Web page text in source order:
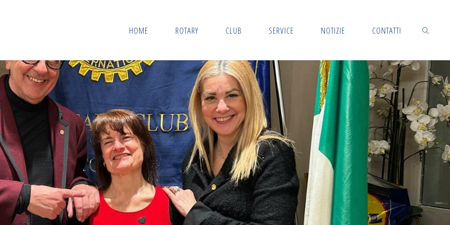
HOME ROTARY CLUB SERVICE NOTIZIE CONTATTI
CERCA